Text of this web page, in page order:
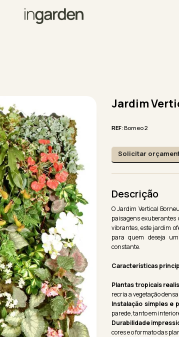
Jardim
REF: Borneo 2
Solicitar
Descrição
O Jardim Vertical
paisagens exuberantes
vibrantes, este jardim
para quem deseja
constante.
Características
Plantas tropicais
recria a vegetação
Instalação simples e
parede, tanto em
Durabilidade
cores e o formato das